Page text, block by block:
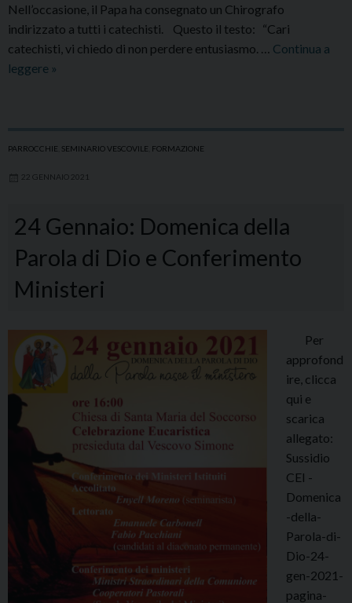
Nell’occasione, il Papa ha consegnato un Chirografo
indirizzato a tutti i catechisti. Questo il testo: “Cari
catechisti, vi chiedo di non perdere entusiasmo. … Continua a
leggere Messaggio
ai
»
PARROCCHIE SEMINARIO VESCOVILE FORMAZIONE
22 GENNAIO 2021
24 Gennaio: Domenica della
Parola di Dio e Conferimento
Ministeri
Per
approfond
ire, clicca
qui e
scarica
allegato:
Sussidio
CEI -
Domenica
-della-
Parola-di-
Dio-24-
gen-2021-
pagina-